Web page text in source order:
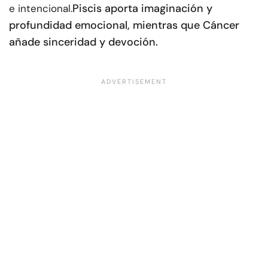
e intencional.Piscis aporta imaginación y
profundidad emocional, mientras que Cáncer
añade sinceridad y devoción.